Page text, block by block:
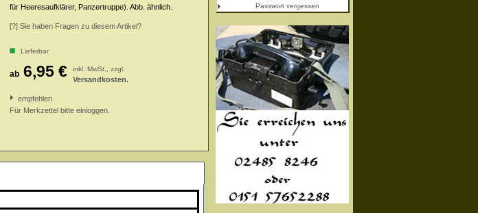
Passwort vergessen
für Heeresaufklärer, Panzertruppe). Abb. ähnlich.
[?] Sie haben Fragen zu diesem Artikel?
Lieferbar
ab 6,95 € inkl. MwSt., zzgl.
Versandkosten.
empfehlen
Für Merkzettel bitte einloggen.